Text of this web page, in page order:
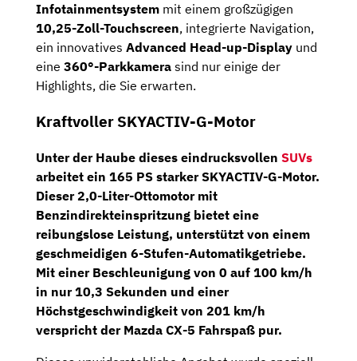
Infotainmentsystem mit einem großzügigen
10,25-Zoll-Touchscreen, integrierte Navigation,
ein innovatives Advanced Head-up-Display und
eine 360°-Parkkamera sind nur einige der
Highlights, die Sie erwarten.
Kraftvoller SKYACTIV-G-Motor
Unter der Haube dieses eindrucksvollen SUVs
arbeitet ein 165 PS starker SKYACTIV-G-Motor.
Dieser2,0-Liter-Ottomotormit
Benzindirekteinspritzung bietet eine
reibungslose Leistung, unterstützt von einem
geschmeidigen 6-Stufen-Automatikgetriebe.
Mit einer Beschleunigung von 0 auf 100 km/h
in nur 10,3 Sekunden und einer
Höchstgeschwindigkeit von 201 km/h
verspricht der Mazda CX-5 Fahrspaß pur.